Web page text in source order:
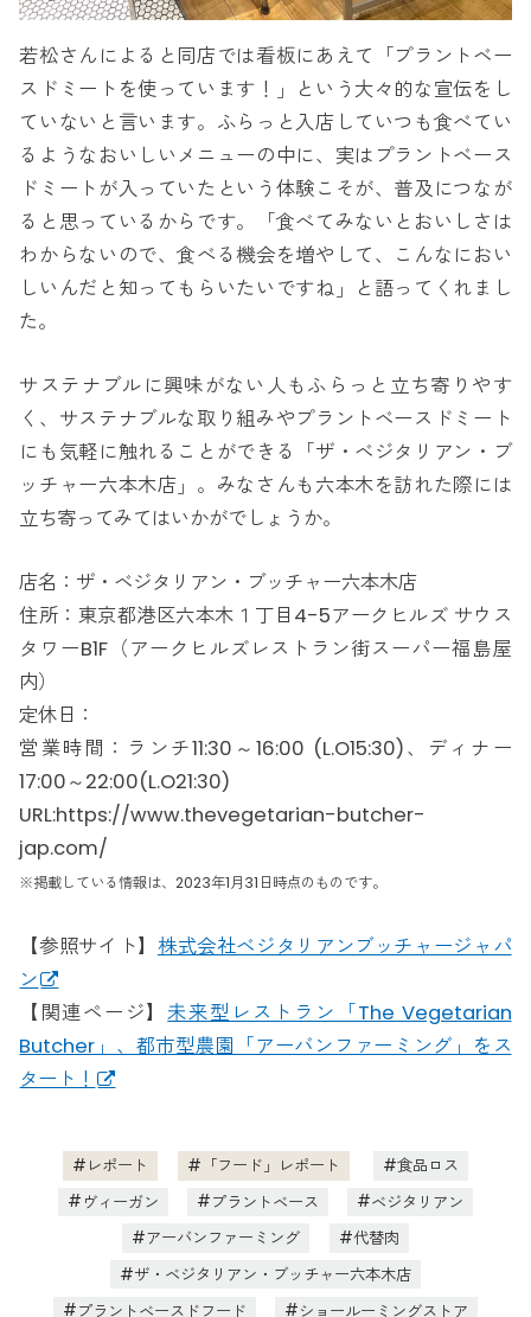
若松さんによると同店では看板にあえて「プラントベー
スドミートを使っています！」という大々的な宣伝をし
ていないと言います。ふらっと入店していつも食べてい
るようなおいしいメニューの中に、実はプラントベース
ドミートが入っていたという体験こそが、普及につなが
ると思っているからです。「食べてみないとおいしさは
わからないので、食べる機会を増やして、こんなにおい
しいんだと知ってもらいたいですね」と語ってくれまし
た。
サステナブルに興味がない人もふらっと立ち寄りやす
く、サステナブルな取り組みやプラントベースドミート
にも気軽に触れることができる「ザ・ベジタリアン・ブ
ッチャー六本木店」。みなさんも六本木を訪れた際には
立ち寄ってみてはいかがでしょうか。
店名：ザ・ベジタリアン・ブッチャー六本木店
住所：東京都港区六本木１丁目4-5アークヒルズ サウス
タワーB1F（アークヒルズレストラン街スーパー福島屋
内）
定休日：
営業時間：ランチ11:30～16:00 (L.O15:30)、ディナー
17:00～22:00(L.O21:30)
URL:https://www.thevegetarian-butcher-
jap.com/
※掲載している情報は、2023年1月31日時点のものです。
【参照サイト】 株式会社ベジタリアンブッチャージャパ
ン
【関連ページ】未来型レストラン「The Vegetarian
Butcher」、都市型農園「アーバンファーミング」をス
タート！
レポート 「フード」レポート
食品ロス
ヴィーガン
プラントベース
ベジタリアン
アーバンファーミング
代替肉
ザ・ベジタリアン・ブッチャー六本木店
プラントベースドフード
ショールーミングストア